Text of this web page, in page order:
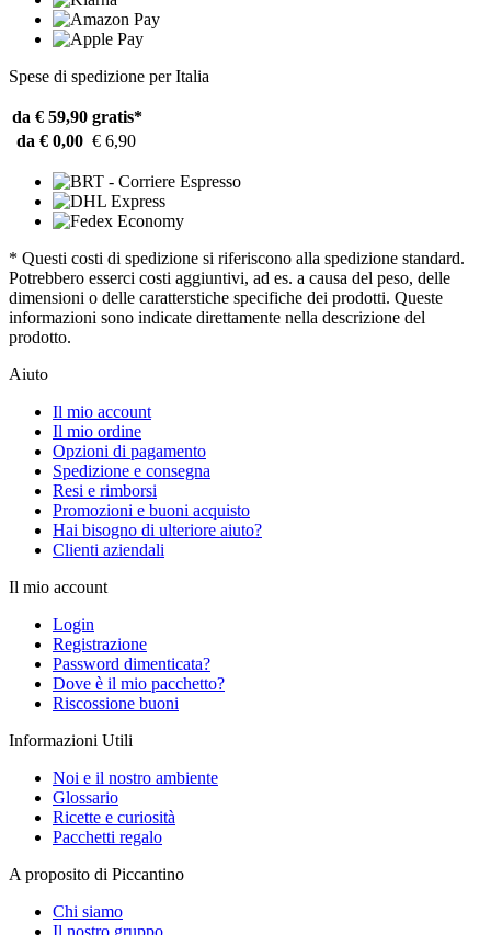
Spese di spedizione per Italia
da € 59,90 gratis*
da € 0,00 € 6,90
* Questi costi di spedizione si riferiscono alla spedizione standard.
Potrebbero esserci costi aggiuntivi, ad es. a causa del peso, delle
dimensioni o delle caratterstiche specifiche dei prodotti. Queste
informazioni sono indicate direttamente nella descrizione del
prodotto.
Aiuto
Il mio account
Il mio ordine
Opzioni di pagamento
Spedizione e consegna
Resi e rimborsi
Promozioni e buoni acquisto
Hai bisogno di ulteriore aiuto?
Clienti aziendali
Il mio account
Login
Registrazione
Password dimenticata?
Dove è il mio pacchetto?
Riscossione buoni
Informazioni Utili
Noi e il nostro ambiente
Glossario
Ricette e curiosità
Pacchetti regalo
A proposito di Piccantino
Chi siamo
Il nostro gruppo